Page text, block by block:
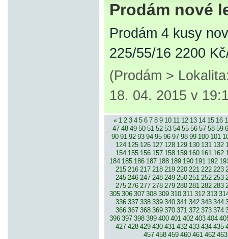
Prodám nové
Prodám 4 kusy
225/55/16 2200
(Prodám >
18. 04. 2015 v
« 1 2 3 4 5 6 7 8 9 10 11 12 13 14 15 16
47 48 49 50 51 52 53 54 55 56 57 58 59
90 91 92 93 94 95 96 97 98 99 100 101
124 125 126 127 128 129 130 131 132
154 155 156 157 158 159 160 161 162
184 185 186 187 188 189 190 191 192
215 216 217 218 219 220 221 222 223
245 246 247 248 249 250 251 252 253
275 276 277 278 279 280 281 282 283
305 306 307 308 309 310 311 312 313
336 337 338 339 340 341 342 343 344
366 367 368 369 370 371 372 373 374
396 397 398 399 400 401 402 403 404
427 428 429 430 431 432 433 434 435
457 458 459 460 461 462 463